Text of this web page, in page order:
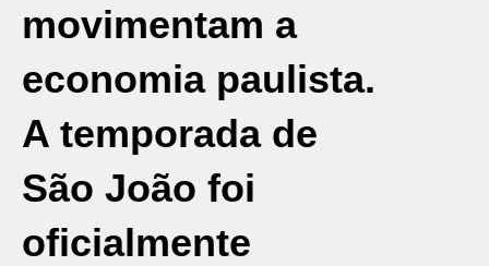
movimentam a
economia paulista.
A temporada de
São João foi
oficialmente